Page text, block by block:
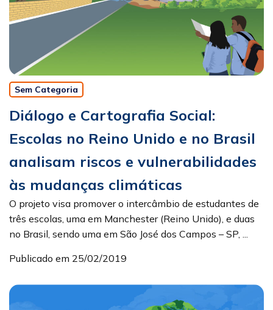
Sem Categoria
Diálogo e Cartografia Social:
Escolas no Reino Unido e no Brasil
analisam riscos e vulnerabilidades
às mudanças climáticas
O projeto visa promover o intercâmbio de estudantes de
três escolas, uma em Manchester (Reino Unido), e duas
no Brasil, sendo uma em São José dos Campos – SP, ...
Publicado em 25/02/2019